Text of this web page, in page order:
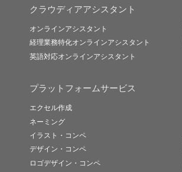
クラウディアアシスタント
オンラインアシスタント
経理業務特化オンラインアシスタント
英語対応オンラインアシスタント
プラットフォームサービス
エクセル作成
ネーミング
イラスト・コンペ
デザイン・コンペ
ロゴデザイン・コンペ